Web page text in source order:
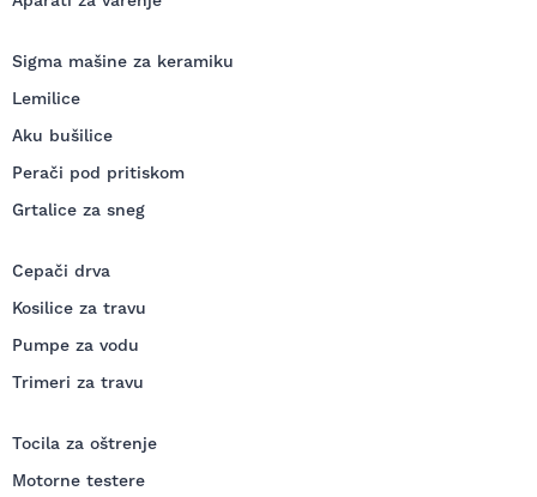
Sigma mašine za keramiku
Lemilice
Aku bušilice
Perači pod pritiskom
Grtalice za sneg
Cepači drva
Kosilice za travu
Pumpe za vodu
Trimeri za travu
Tocila za oštrenje
Motorne testere